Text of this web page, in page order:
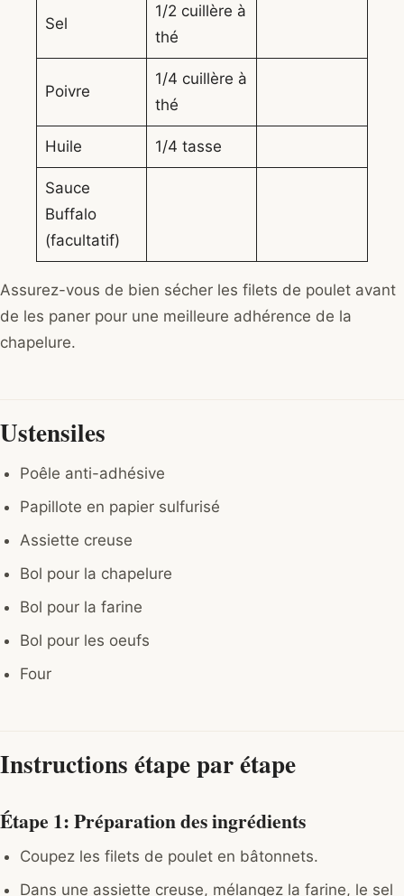
Sel
1/2 cuillère à
thé
Poivre
1/4 cuillère à
thé
Huile 1/4 tasse
Sauce
Buffalo
(facultatif)
Assurez-vous de bien sécher les filets de poulet avant
de les paner pour une meilleure adhérence de la
chapelure.
Ustensiles
Poêle anti-adhésive
Papillote en papier sulfurisé
Assiette creuse
Bol pour la chapelure
Bol pour la farine
Bol pour les oeufs
Four
Instructions étape par étape
Étape 1: Préparation des ingrédients
Coupez les filets de poulet en bâtonnets.
Dans une assiette creuse, mélangez la farine, le sel